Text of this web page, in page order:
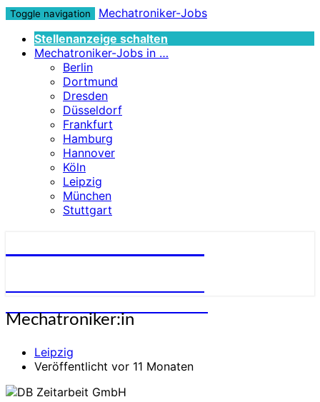
Toggle navigation
Mechatroniker-Jobs
Stellenanzeige schalten
Mechatroniker-Jobs in …
Berlin
Dortmund
Dresden
Düsseldorf
Frankfurt
Hamburg
Hannover
Köln
Leipzig
München
Stuttgart
Mechatroniker:in
Mechatroniker:in
Leipzig
Veröffentlicht vor 11 Monaten